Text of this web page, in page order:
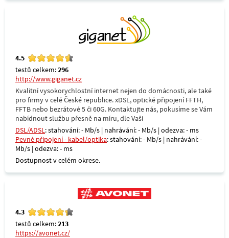
4.5
testů celkem:296
http://www.giganet.cz
Kvalitní vysokorychlostní internet nejen do domácnosti, ale také
pro firmy v celé České republice. xDSL, optické připojení FFTH,
FFTB nebo bezrátové 5 či 60G. Kontaktujte nás, pokusíme se Vám
nabídnout službu přesně na míru, dle Vaši
DSL/ADSL: stahování: - Mb/s | nahrávání: - Mb/s | odezva: - ms
Pevné připojení - kabel/optika: stahování: - Mb/s | nahrávání: -
Mb/s | odezva: - ms
Dostupnost v celém okrese.
4.3
testů celkem:213
https://avonet.cz/